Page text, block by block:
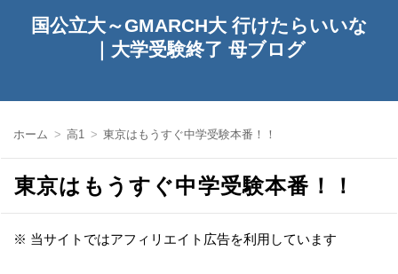
国公立大～GMARCH大 行けたらいいな
｜大学受験終了 母ブログ
ホーム 高1 東京はもうすぐ中学受験本番！！
東京はもうすぐ中学受験本番！！
※ 当サイトではアフィリエイト広告を利用しています